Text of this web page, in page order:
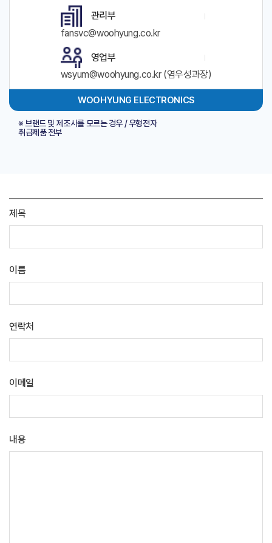
관리부
fansvc@woohyung.co.kr
영업부
wsyum@woohyung.co.kr (염우성과장)
WOOHYUNG ELECTRONICS
제목
이름
연락처
이메일
내용